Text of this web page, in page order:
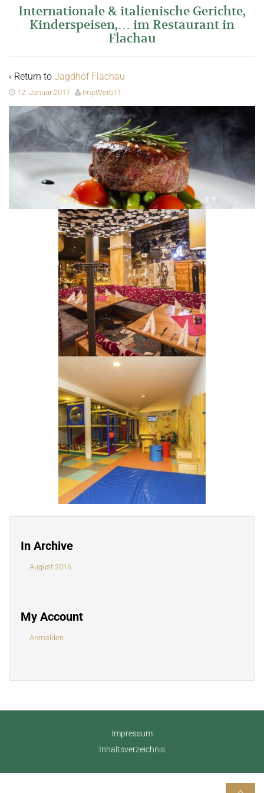
Internationale & italienische Gerichte,
Kinderspeisen,… im Restaurant in
Flachau
‹ Return to Jagdhof Flachau
12. Januar 2017 ImpWerb11
In Archive
August 2016
My Account
Anmelden
Impressum
Inhaltsverzeichnis